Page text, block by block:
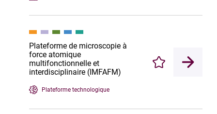
Plateforme de microscopie à
force atomique
multifonctionnelle et
interdisciplinaire (IMFAFM)
Plateforme technologique
Enregistrer